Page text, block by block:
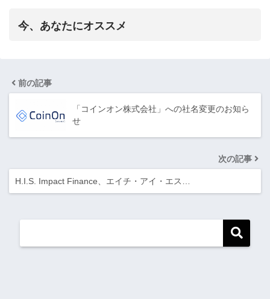
今、あなたにオススメ
前の記事
「コインオン株式会社」への社名変更のお知ら
せ
次の記事
H.I.S. Impact Finance、エイチ・アイ・エス…